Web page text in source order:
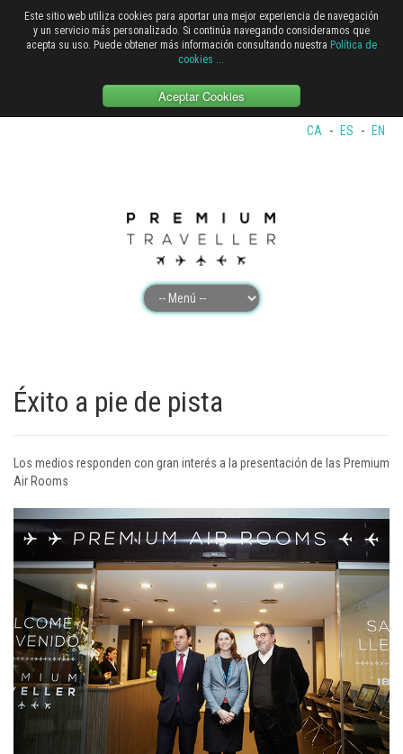
Este sitio web utiliza cookies para aportar una mejor experiencia de navegación
y un servicio más personalizado. Si continúa navegando consideramos que
acepta su uso. Puede obtener más información consultando nuestra Política de
cookies ...
Aceptar Cookies
CA - ES - EN
Éxito a pie de pista
Los medios responden con gran interés a la presentación de las Premium
Air Rooms